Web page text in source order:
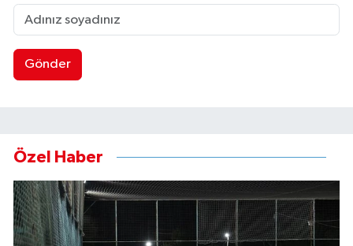
Gönder
Özel Haber